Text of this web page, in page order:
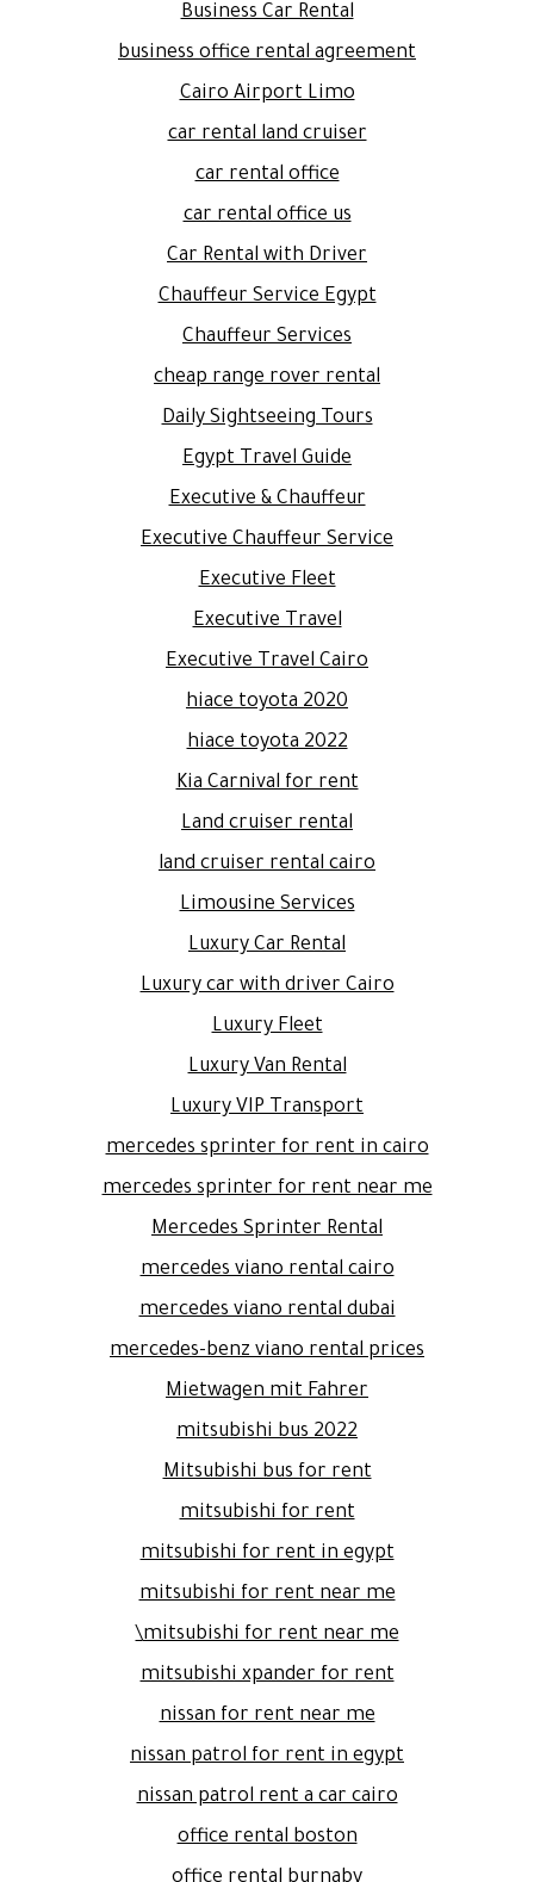
Business Car Rental
business office rental agreement
Cairo Airport Limo
car rental land cruiser
car rental office
car rental office us
Car Rental with Driver
Chauffeur Service Egypt
Chauffeur Services
cheap range rover rental
Daily Sightseeing Tours
Egypt Travel Guide
Executive & Chauffeur
Executive Chauffeur Service
Executive Fleet
Executive Travel
Executive Travel Cairo
hiace toyota 2020
hiace toyota 2022
Kia Carnival for rent
Land cruiser rental
land cruiser rental cairo
Limousine Services
Luxury Car Rental
Luxury car with driver Cairo
Luxury Fleet
Luxury Van Rental
Luxury VIP Transport
mercedes sprinter for rent in cairo
mercedes sprinter for rent near me
Mercedes Sprinter Rental
mercedes viano rental cairo
mercedes viano rental dubai
mercedes-benz viano rental prices
Mietwagen mit Fahrer
mitsubishi bus 2022
Mitsubishi bus for rent
mitsubishi for rent
mitsubishi for rent in egypt
mitsubishi for rent near me
mitsubishi for rent near me\
mitsubishi xpander for rent
nissan for rent near me
nissan patrol for rent in egypt
nissan patrol rent a car cairo
office rental boston